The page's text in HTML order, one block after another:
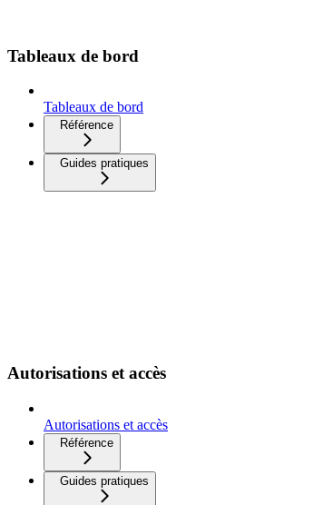
Tableaux de bord
Tableaux de bord
Référence
Guides pratiques
Autorisations et accès
Autorisations et accès
Référence
Guides pratiques